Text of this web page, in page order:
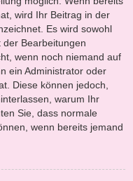
wird Ihr Beitrag in der
Es wird sowohl
Bearbeitungen
wenn noch niemand auf
ein Administrator oder
Diese können jedoch,
warum Ihr
Sie, dass normale
wenn bereits jemand